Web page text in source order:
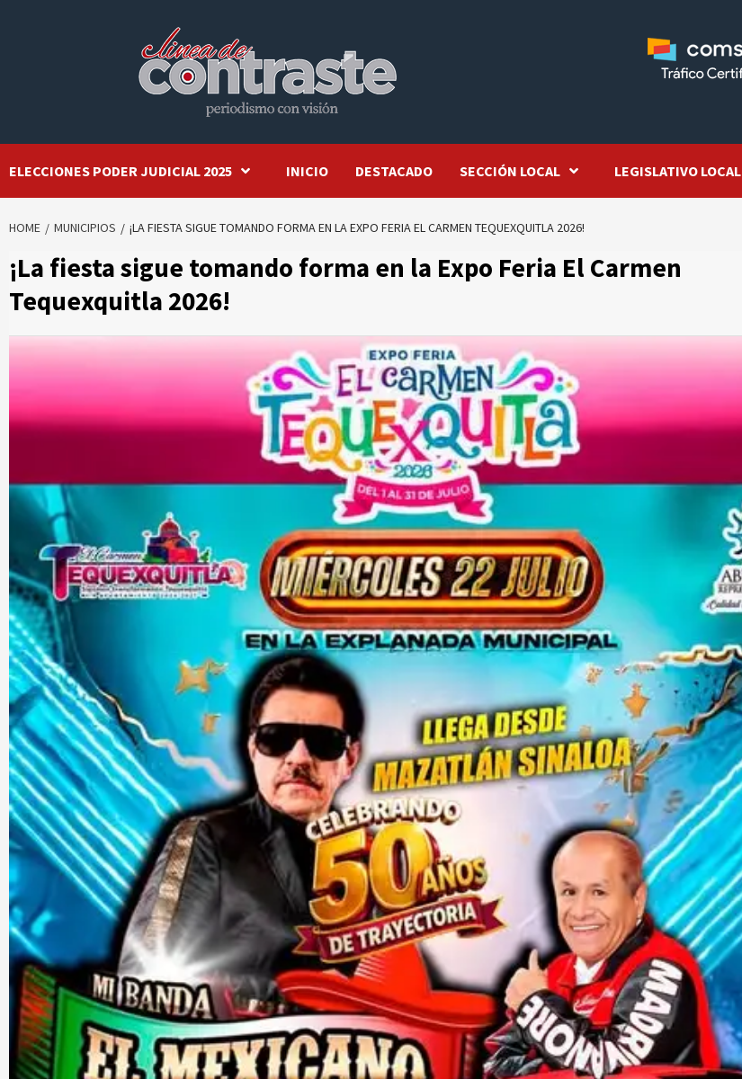
ELECCIONES PODER JUDICIAL 2025 INICIO DESTACADO SECCIÓN LOCAL LEGISLATIVO LOCAL
HOME MUNICIPIOS ¡LA FIESTA SIGUE TOMANDO FORMA EN LA EXPO FERIA EL CARMEN TEQUEXQUITLA 2026!
¡La fiesta sigue tomando forma en la Expo Feria El Carmen
Tequexquitla 2026!